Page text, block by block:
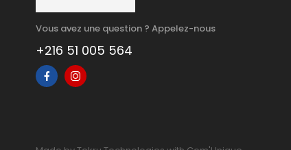
Vous avez une question ? Appelez-nous
+216 51 005 564